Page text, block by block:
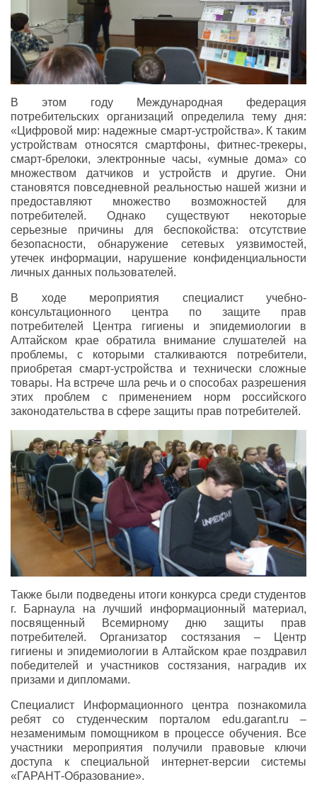
В этом году Международная федерация
потребительских организаций определила тему дня:
«Цифровой мир: надежные смарт-устройства». К таким
устройствам относятся смартфоны, фитнес-трекеры,
смарт-брелоки, электронные часы, «умные дома» со
множеством датчиков и устройств и другие. Они
становятся повседневной реальностью нашей жизни и
предоставляют множество возможностей для
потребителей. Однако существуют некоторые
серьезные причины для беспокойства: отсутствие
безопасности, обнаружение сетевых уязвимостей,
утечек информации, нарушение конфиденциальности
личных данных пользователей.
В ходе мероприятия специалист учебно-
консультационного центра по защите прав
потребителей Центра гигиены и эпидемиологии в
Алтайском крае обратила внимание слушателей на
проблемы, с которыми сталкиваются потребители,
приобретая смарт-устройства и технически сложные
товары. На встрече шла речь и о способах разрешения
этих проблем с применением норм российского
законодательства в сфере защиты прав потребителей.
Также были подведены итоги конкурса среди студентов
г. Барнаула на лучший информационный материал,
посвященный Всемирному дню защиты прав
потребителей. Организатор состязания – Центр
гигиены и эпидемиологии в Алтайском крае поздравил
победителей и участников состязания, наградив их
призами и дипломами.
Специалист Информационного центра познакомила
ребят со студенческим порталом edu.garant.ru –
незаменимым помощником в процессе обучения. Все
участники мероприятия получили правовые ключи
доступа к специальной интернет-версии системы
«ГАРАНТ-Образование».